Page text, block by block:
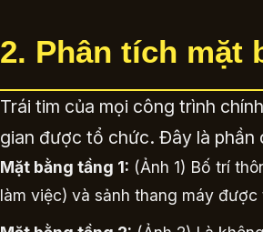
2. Phân tích mặt
Trái tim của mọi công trình
gian được tổ chức. Đây là phần
Mặt bằng tầng 1: (Ảnh 1) Bố trí
làm việc) và sảnh thang máy